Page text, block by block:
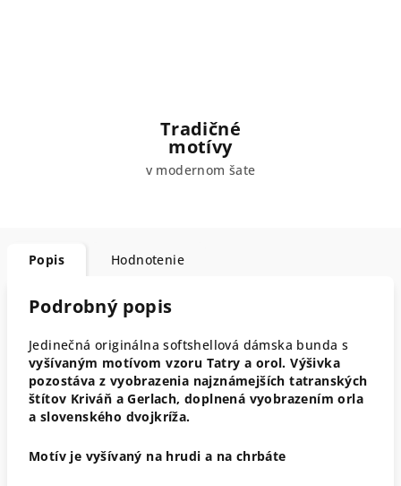
Tradičné
motívy
v modernom šate
Popis Hodnotenie
Podrobný popis
Jedinečná originálna softshellová dámska bunda s
vyšívaným motívom vzoru Tatry a orol.Výšivka
pozostáva z vyobrazenia najznámejších tatranských
štítov Kriváň a Gerlach, doplnená vyobrazením orla
a slovenského dvojkríža.
Motív je vyšívaný na hrudi a na chrbáte